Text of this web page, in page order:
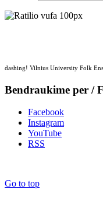
dashing! Vilnius University Folk
Bendraukime per /
Facebook
Instagram
YouTube
RSS
Go to top